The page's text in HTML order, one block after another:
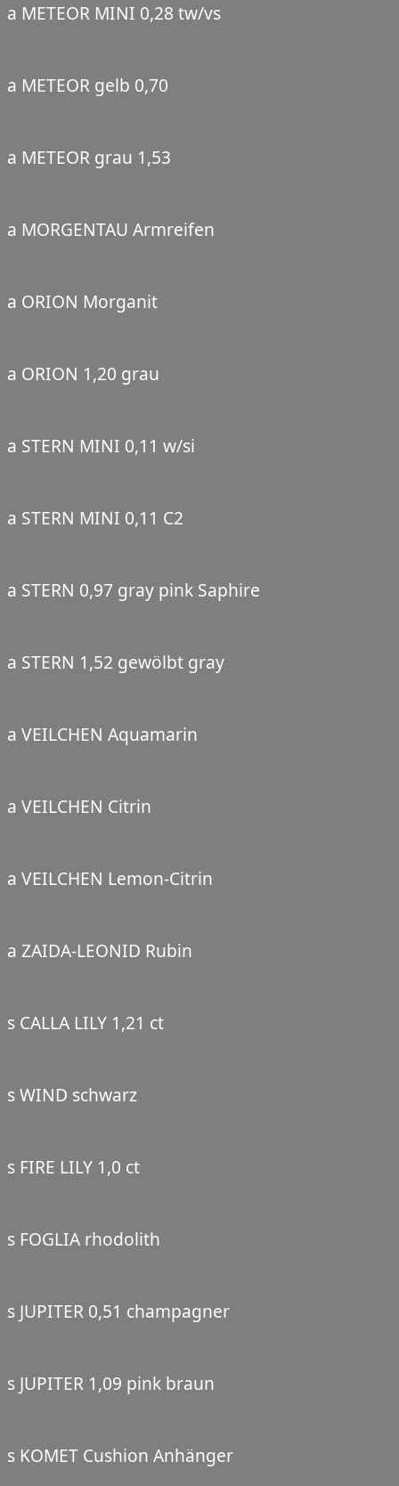
a METEOR MINI 0,28 tw/vs
a METEOR gelb 0,70
a METEOR grau 1,53
a MORGENTAU Armreifen
a ORION Morganit
a ORION 1,20 grau
a STERN MINI 0,11 w/si
a STERN MINI 0,11 C2
a STERN 0,97 gray pink Saphire
a STERN 1,52 gewölbt gray
a VEILCHEN Aquamarin
a VEILCHEN Citrin
a VEILCHEN Lemon-Citrin
a ZAIDA-LEONID Rubin
s CALLA LILY 1,21 ct
s WIND schwarz
s FIRE LILY 1,0 ct
s FOGLIA rhodolith
s JUPITER 0,51 champagner
s JUPITER 1,09 pink braun
s KOMET Cushion Anhänger